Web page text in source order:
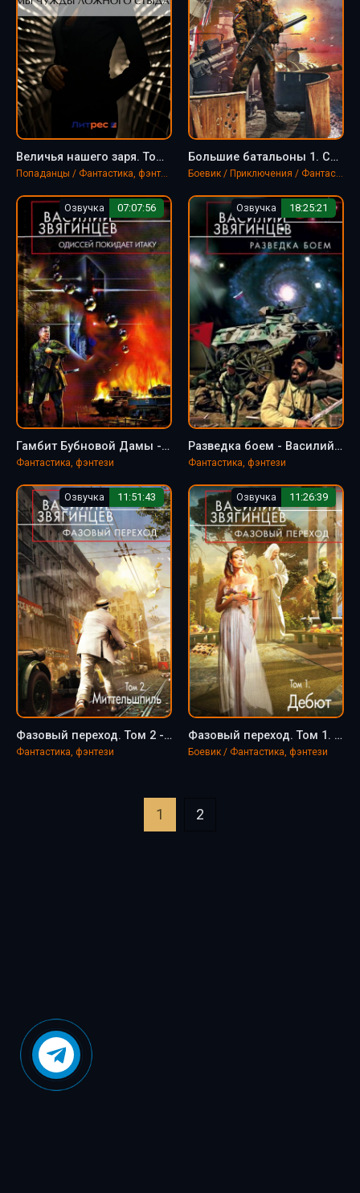
Величья нашего заря. Том 1. Мы чужды ложного стыда! - Василий Звягинцев
Попаданцы / Фантастика, фэнтези
Большие батальоны 1. Спор славян между собою - Василий Звягинцев
Боевик / Приключения / Фантастика, фэнтези
Озвучка 07:07:56
Гамбит Бубновой Дамы - Василий Звягинцев
Фантастика, фэнтези
Озвучка 18:25:21
Разведка боем - Василий Звягинцев
Фантастика, фэнтези
Озвучка 11:51:43
Фазовый переход. Том 2 - Василий Звягинцев
Фантастика, фэнтези
Озвучка 11:26:39
Фазовый переход. Том 1. «Дебют» - Василий Звягинцев
Боевик / Фантастика, фэнтези
1 2